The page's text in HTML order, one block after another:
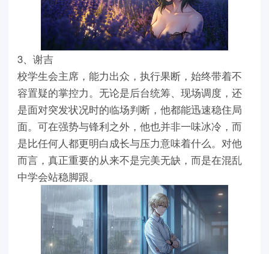
3、谢吉
校学生会主席，能力出众，执行果断，始终带着不
容置疑的掌控力。无论是后台统筹、现场调度，还
是面对突发状况时的临场判断，他都能迅速稳住局
面。可在强势与锋利之外，他也并非一味冰冷，而
是比任何人都更明白成长与压力意味着什么。对他
而言，真正重要的从来不是完美无缺，而是在混乱
中学会站稳脚跟。